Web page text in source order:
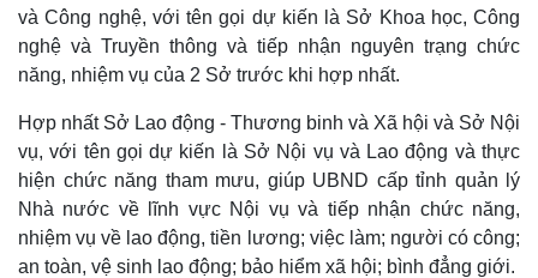
Pháp luật
Vụ án
Tin nóng
Tư vấn luật
Quân sự - Quốc phòng
Vũ khí
Việt Nam
Phân tích
và Công nghệ, với tên gọi dự kiến là Sở Khoa học, Công
nghệ và Truyền thông và tiếp nhận nguyên trạng chức
năng, nhiệm vụ của 2 Sở trước khi hợp nhất.
Hợp nhất Sở Lao động - Thương binh và Xã hội và Sở Nội
vụ, với tên gọi dự kiến là Sở Nội vụ và Lao động và thực
hiện chức năng tham mưu, giúp UBND cấp tỉnh quản lý
Nhà nước về lĩnh vực Nội vụ và tiếp nhận chức năng,
nhiệm vụ về lao động, tiền lương; việc làm; người có công;
an toàn, vệ sinh lao động; bảo hiểm xã hội; bình đẳng giới.